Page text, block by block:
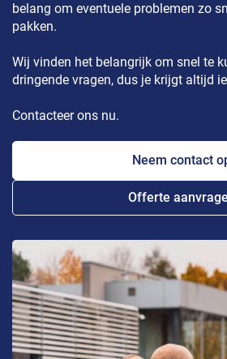
belang om eventuele problemen zo
pakken.
Wij vinden het belangrijk om snel te
dringende vragen, dus je krijgt altijd
Contacteer ons nu.
Neem contact
Offerte